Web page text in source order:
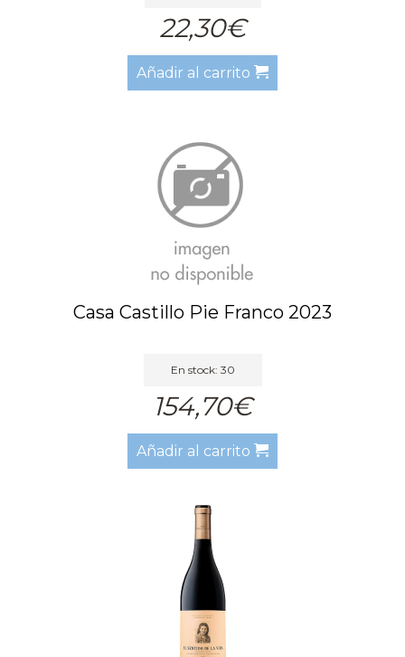
22,30€
Añadir al carrito
Casa Castillo Pie Franco 2023
En stock: 30
154,70€
Añadir al carrito